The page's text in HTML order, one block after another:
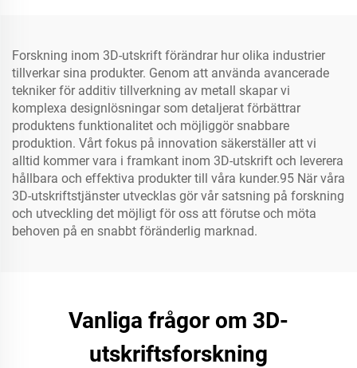
Forskning inom 3D-utskrift förändrar hur olika industrier
tillverkar sina produkter. Genom att använda avancerade
tekniker för additiv tillverkning av metall skapar vi
komplexa designlösningar som detaljerat förbättrar
produktens funktionalitet och möjliggör snabbare
produktion. Vårt fokus på innovation säkerställer att vi
alltid kommer vara i framkant inom 3D-utskrift och leverera
hållbara och effektiva produkter till våra kunder.95 När våra
3D-utskriftstjänster utvecklas gör vår satsning på forskning
och utveckling det möjligt för oss att förutse och möta
behoven på en snabbt föränderlig marknad.
Vanliga frågor om 3D-
utskriftsforskning